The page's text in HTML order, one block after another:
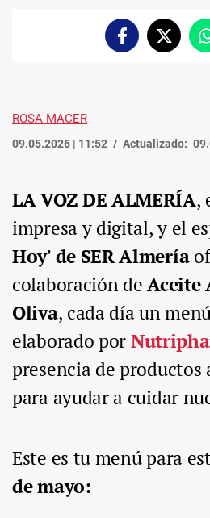
FacebookTwitter
ROSA MACER
09.05.2026 | 11:52 Actualizado:
LA VOZ DE ALMERÍA,
impresa y digital, y el
Hoy' de SER Almería
colaboración deAceite
Oliva, cada día un
elaborado por
presencia de productos
para ayudar a cuidar
Este es tu menú para
de mayo: